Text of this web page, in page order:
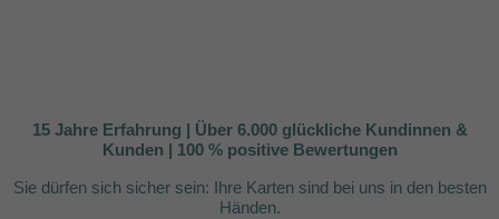
15 Jahre Erfahrung | Über 6.000 glückliche Kundinnen &
Kunden | 100 % positive Bewertungen
Sie dürfen sich sicher sein: Ihre Karten sind bei uns in den besten
Händen.